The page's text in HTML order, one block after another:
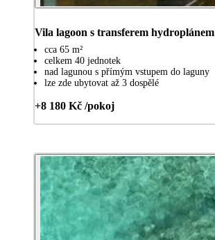
Vila lagoon s transferem hydroplánem
cca 65 m²
celkem 40 jednotek
nad lagunou s přímým vstupem do laguny
lze zde ubytovat až 3 dospělé
+8 180 Kč /pokoj